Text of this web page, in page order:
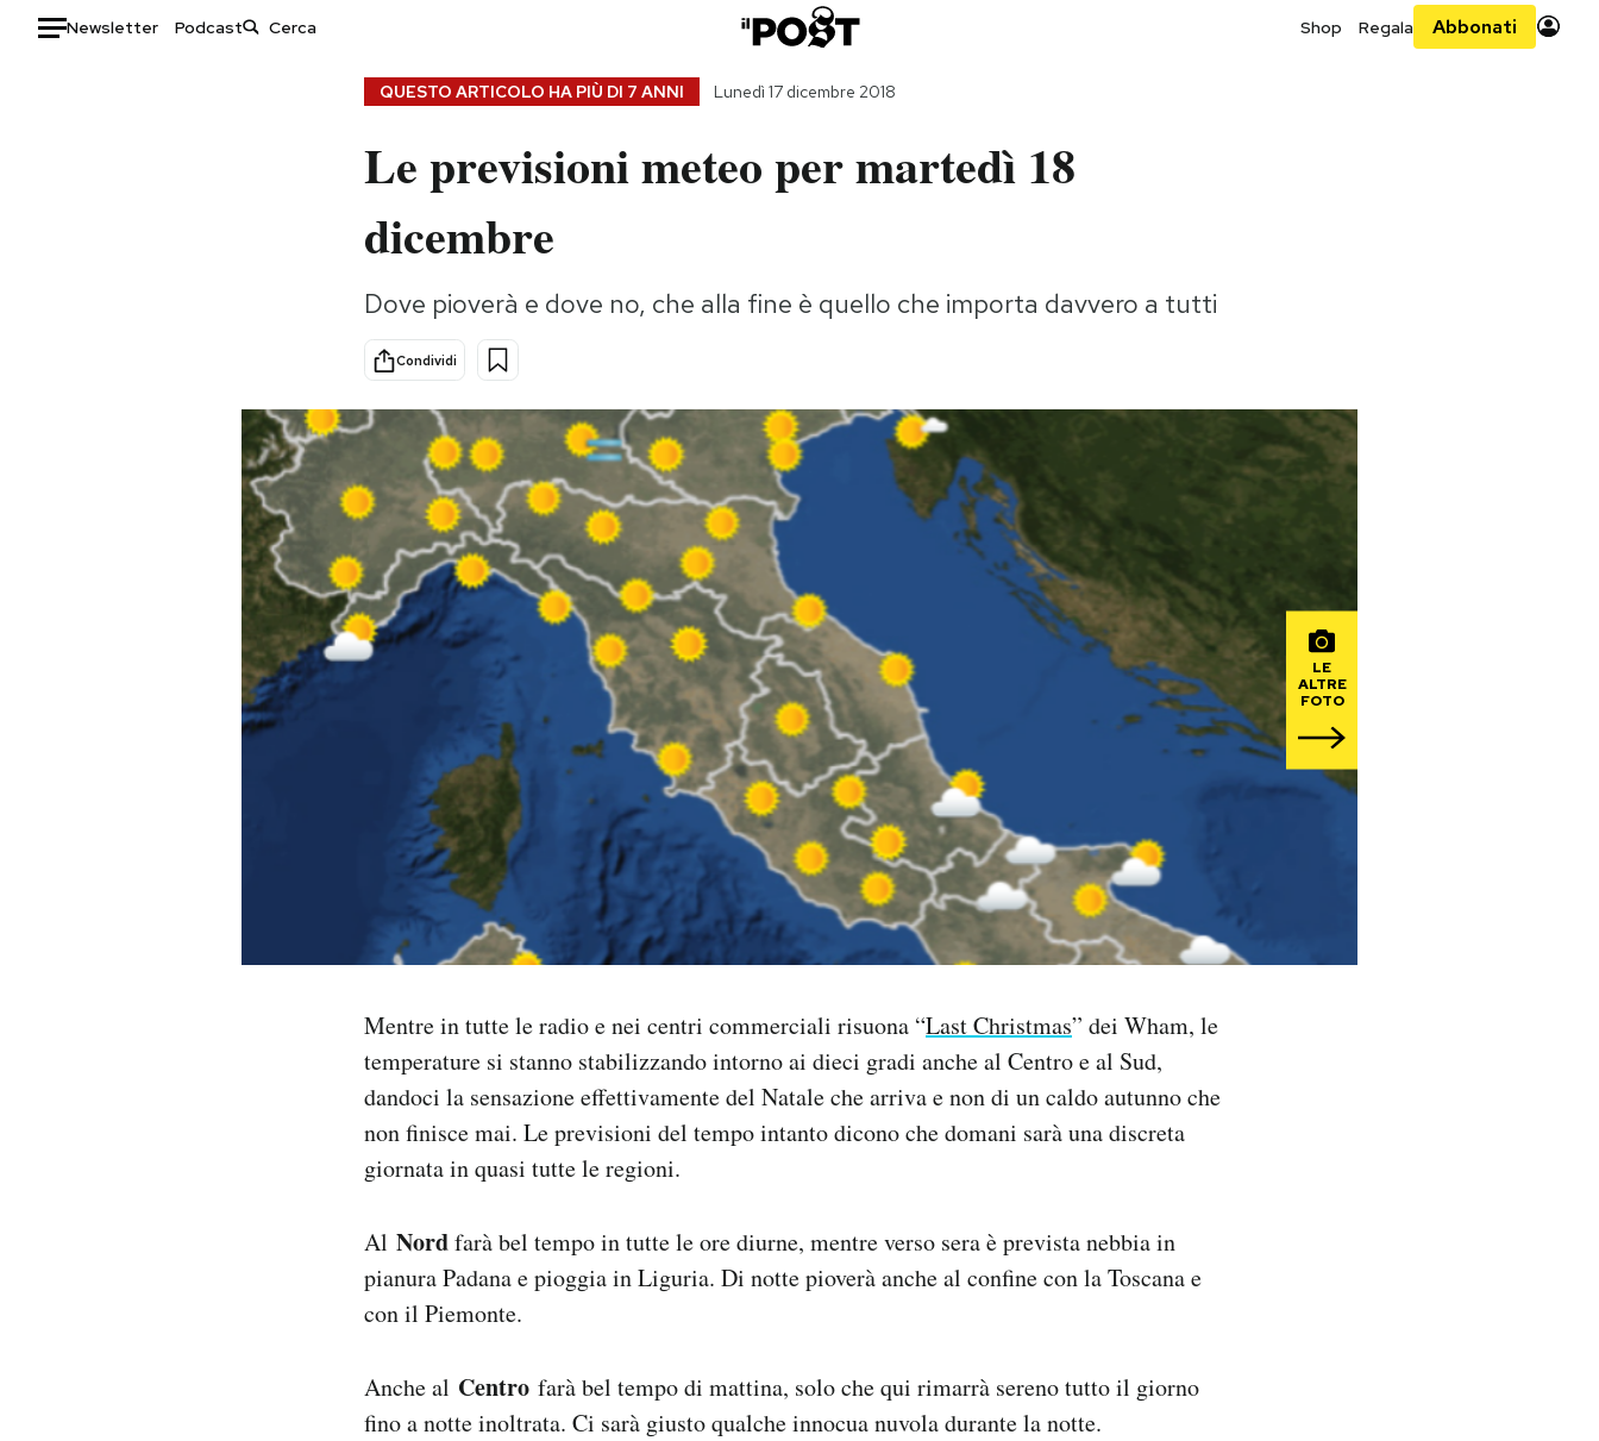
Newsletter Podcast Shop Regala Abbonati
Storie/Idee
Ok Boomer!
Europa
Altrecose
Mondiali calcio 2026
AREA PERSONALE
QUESTO ARTICOLO HA PIÙ DI 7 ANNI Lunedì 17 dicembre 2018
Le previsioni meteo per martedì 18
dicembre
Dove pioverà e dove no, che alla fine è quello che importa davvero a tutti
Condividi
LE
ALTRE
FOTO
Mentre in tutte le radio e nei centri commerciali risuona “Last Christmas” dei Wham, le
temperature si stanno stabilizzando intorno ai dieci gradi anche al Centro e al Sud,
dandoci la sensazione effettivamente del Natale che arriva e non di un caldo autunno che
non finisce mai. Le previsioni del tempo intanto dicono che domani sarà una discreta
giornata in quasi tutte le regioni.
Al Nordfarà bel tempo in tutte le ore diurne, mentre verso sera è prevista nebbia in
pianura Padana e pioggia in Liguria. Di notte pioverà anche al confine con la Toscana e
con il Piemonte.
Anche al Centro farà bel tempo di mattina, solo che qui rimarrà sereno tutto il giorno
fino a notte inoltrata. Ci sarà giusto qualche innocua nuvola durante la notte.